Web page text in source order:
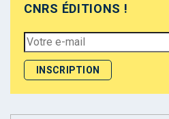
CNRS ÉDITIONS !